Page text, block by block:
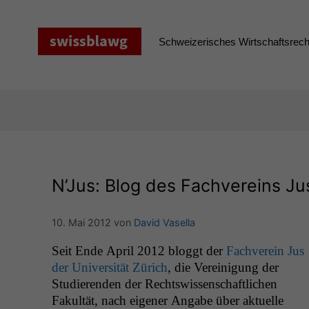
Schweizerisches
N’Jus: Blog des Fachvereins
10. Mai 2012 von David Vasella
Seit Ende April 2012 blog­gt der Fachvere­in Jus
der Uni­ver­sität Zürich, die Vere­ini­gung der
Studieren­den der Rechtswis­senschaftlichen
Fakultät, nach eigen­er Angabe über aktuelle